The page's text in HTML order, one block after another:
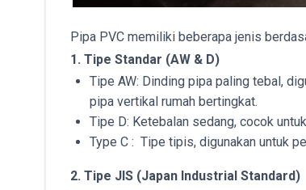
Pipa PVC memiliki beberapa jenis
1. Tipe Standar (AW & D)
Tipe AW: Dinding pipa paling tebal,
pipa vertikal rumah bertingkat.
Tipe D: Ketebalan sedang, cocok
Type C : Tipe tipis, digunakan untuk
2. Tipe JIS (Japan Industrial Standard)